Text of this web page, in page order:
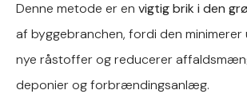
Denne metode er en vigtig brik i den
af byggebranchen, fordi den minimerer
nye råstoffer og reducerer
deponier og forbrændingsanlæg.